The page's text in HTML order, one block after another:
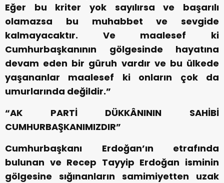
Eğer bu kriter yok sayılırsa ve başarılı
olamazsa bu muhabbet ve sevgide
kalmayacaktır. Ve maalesef ki
Cumhurbaşkanının gölgesinde hayatına
devam eden bir güruh vardır ve bu ülkede
yaşananlar maalesef ki onların çok da
umurlarında değildir.”
“AK PARTİ DÜKKÂNININ SAHİBİ
CUMHURBAŞKANIMIZDIR”
Cumhurbaşkanı Erdoğan’ın etrafında
bulunan ve Recep Tayyip Erdoğan isminin
gölgesine sığınanların samimiyetten uzak